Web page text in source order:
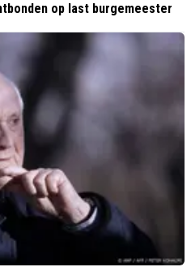
op last burgemeester